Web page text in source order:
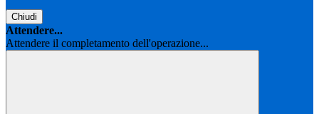
Chiudi
Attendere...
Attendere il completamento dell'operazione...